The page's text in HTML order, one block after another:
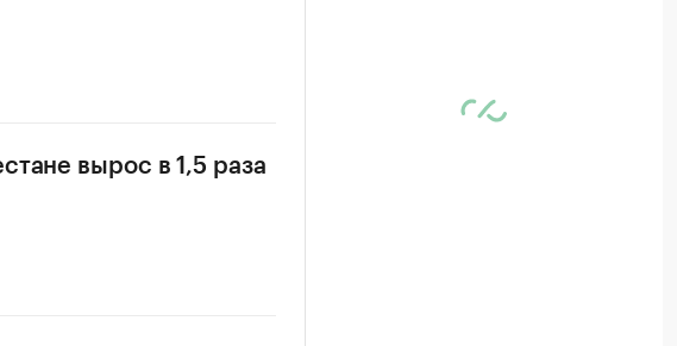
вырос в 1,5 раза